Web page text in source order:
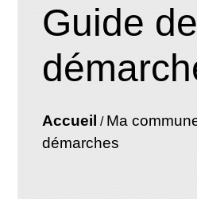
Guide
Accueil / Ma
démarches